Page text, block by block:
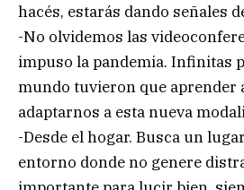
hacés, estarás dando señales
-No olvidemos las
impuso la pandemia. Infinitas
mundo tuvieron que aprender
adaptarnos a esta nueva
-Desde el hogar. Busca un
entorno donde no genere